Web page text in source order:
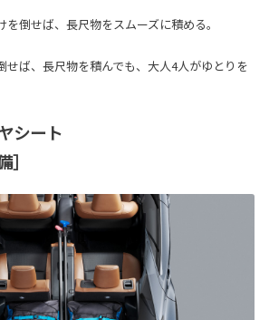
倒せば、長尺物をスムーズに積める。
せば、長尺物を積んでも、大人4人がゆとりを
シート
］